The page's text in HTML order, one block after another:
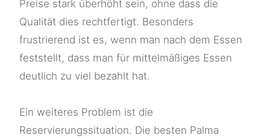
Preise stark überhöht sein, ohne dass die
Qualität dies rechtfertigt. Besonders
frustrierend ist es, wenn man nach dem Essen
feststellt, dass man für mittelmäßiges Essen
deutlich zu viel bezahlt hat.
Ein weiteres Problem ist die
Reservierungssituation. Die besten Palma